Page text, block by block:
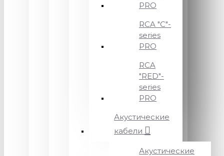
PRO
RCA "C"-
series
PRO
RCA
"RED"-
series
PRO
Акустические
кабели
Акустические